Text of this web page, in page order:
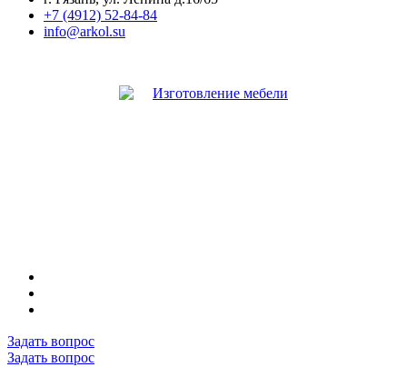
+7 (4912) 52-84-84
info@arkol.su
Задать вопрос
Задать вопрос